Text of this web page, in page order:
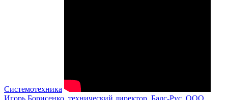
Системотехника
Игорь Борисенко, технический директор, Балс-Рус, ООО